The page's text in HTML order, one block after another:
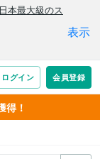
得！